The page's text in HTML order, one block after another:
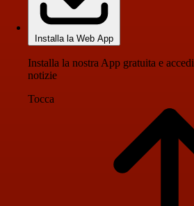
Installa la Web App
Installa la nostra App gratuita e
notizie
Tocca